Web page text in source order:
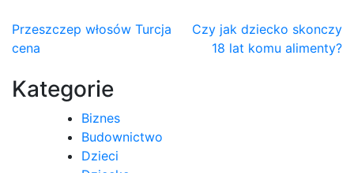
Nawigacja
wpisu
Przeszczep włosów Turcja
cena
Czy jak dziecko skonczy
18 lat komu alimenty?
Kategorie
Biznes
Budownictwo
Dzieci